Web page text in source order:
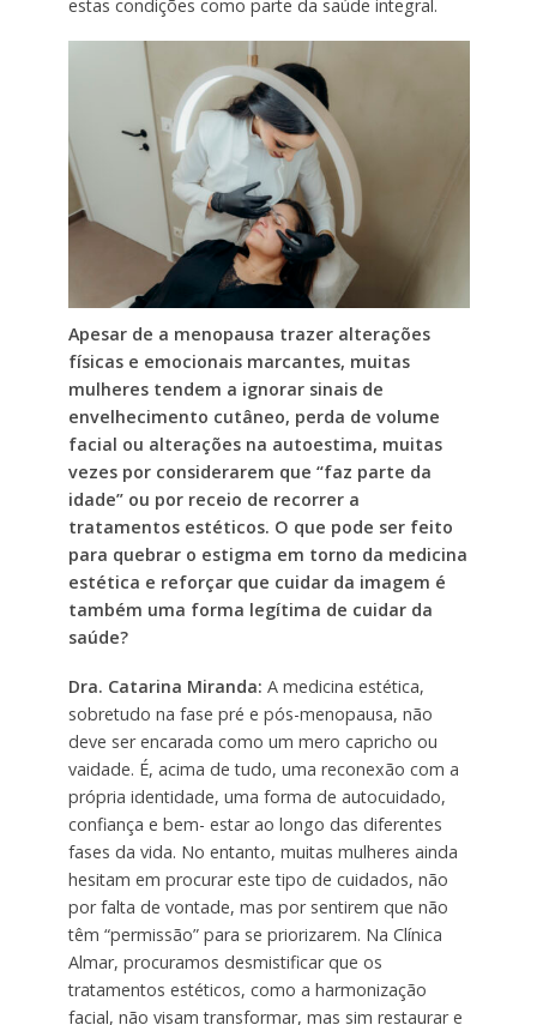
estas condições como parte da saúde integral.
Apesar de a menopausa trazer alterações
físicas e emocionais marcantes, muitas
mulheres tendem a ignorar sinais de
envelhecimento cutâneo, perda de volume
facial ou alterações na autoestima, muitas
vezes por considerarem que “faz parte da
idade” ou por receio de recorrer a
tratamentos estéticos. O que pode ser feito
para quebrar o estigma em torno da medicina
estética e reforçar que cuidar da imagem é
também uma forma legítima de cuidar da
saúde?
Dra. Catarina Miranda: A medicina estética,
sobretudo na fase pré e pós-menopausa, não
deve ser encarada como um mero capricho ou
vaidade. É, acima de tudo, uma reconexão com a
própria identidade, uma forma de autocuidado,
confiança e bem- estar ao longo das diferentes
fases da vida. No entanto, muitas mulheres ainda
hesitam em procurar este tipo de cuidados, não
por falta de vontade, mas por sentirem que não
têm “permissão” para se priorizarem. Na Clínica
Almar, procuramos desmistificar que os
tratamentos estéticos, como a harmonização
facial, não visam transformar, mas sim restaurar e